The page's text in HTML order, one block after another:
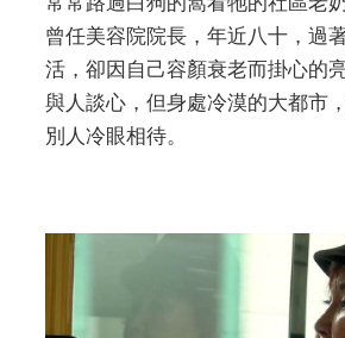
曾任美容院院長，年近八十，過
活，卻因自己容顏衰老而掛心的
與人談心，但身處冷漠的大都市
別人冷眼相待。